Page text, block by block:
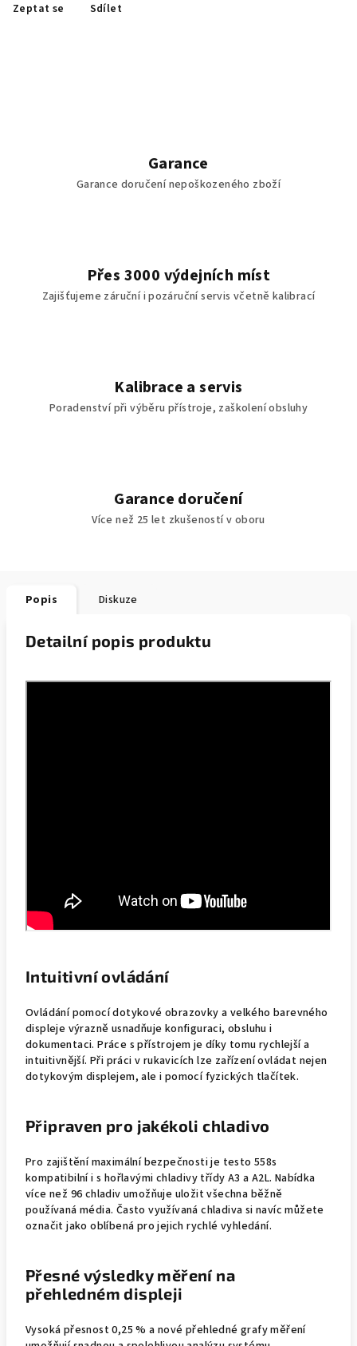
Zeptat se Sdílet
Garance
Garance doručení nepoškozeného zboží
Přes 3000 výdejních míst
Zajišťujeme záruční i pozáruční servis včetně kalibrací
Kalibrace a servis
Poradenství při výběru přístroje, zaškolení obsluhy
Garance doručení
Více než 25 let zkušeností v oboru
Popis Diskuze
Detailní popis produktu
Intuitivní ovládání
Ovládání pomocí dotykové obrazovky a velkého barevného
displeje výrazně usnadňuje konfiguraci, obsluhu i
dokumentaci. Práce s přístrojem je díky tomu rychlejší a
intuitivnější. Při práci v rukavicích lze zařízení ovládat nejen
dotykovým displejem, ale i pomocí fyzických tlačítek.
Připraven pro jakékoli chladivo
Pro zajištění maximální bezpečnosti je testo 558s
kompatibilní i s hořlavými chladivy třídy A3 a A2L. Nabídka
více než 96 chladiv umožňuje uložit všechna běžně
používaná média. Často využívaná chladiva si navíc můžete
označit jako oblíbená pro jejich rychlé vyhledání.
Přesné výsledky měření na
přehledném displeji
Vysoká přesnost 0,25 % a nové přehledné grafy měření